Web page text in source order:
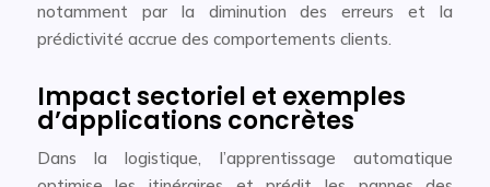
notamment par la diminution des erreurs et la
prédictivité accrue des comportements clients.
Impact sectoriel et exemples
d’applications concrètes
Dans la logistique, l’apprentissage automatique